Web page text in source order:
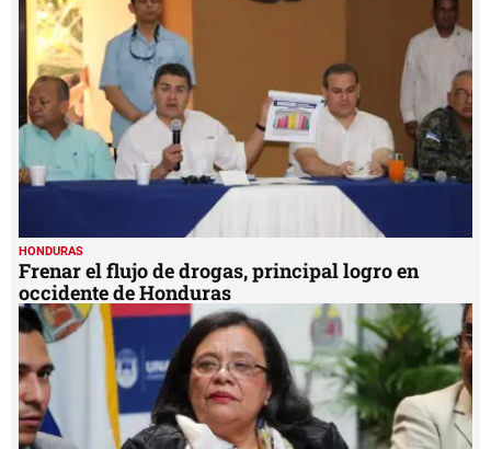
minute,
seconds
HONDURAS
Frenar el flujo de drogas, principal logro en
occidente de Honduras